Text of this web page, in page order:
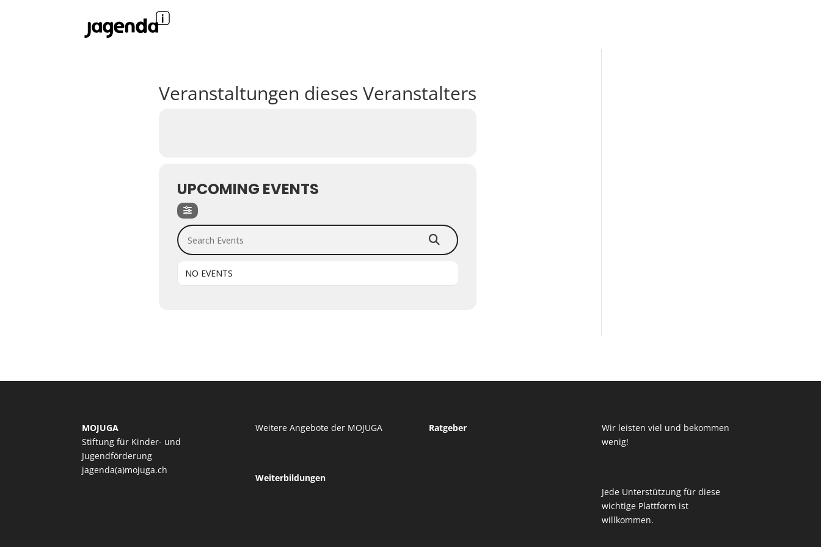
Veranstaltungen dieses Veranstalters
UPCOMING EVENTS
Search Events
NO EVENTS
MOJUGA
Stiftung für Kinder- und
Jugendförderung
jagenda(a)mojuga.ch
Weitere Angebote der MOJUGA
Weiterbildungen
Ratgeber
Wir leisten viel und bekommen
wenig!
Jede Unterstützung für diese
wichtige Plattform ist
willkommen.